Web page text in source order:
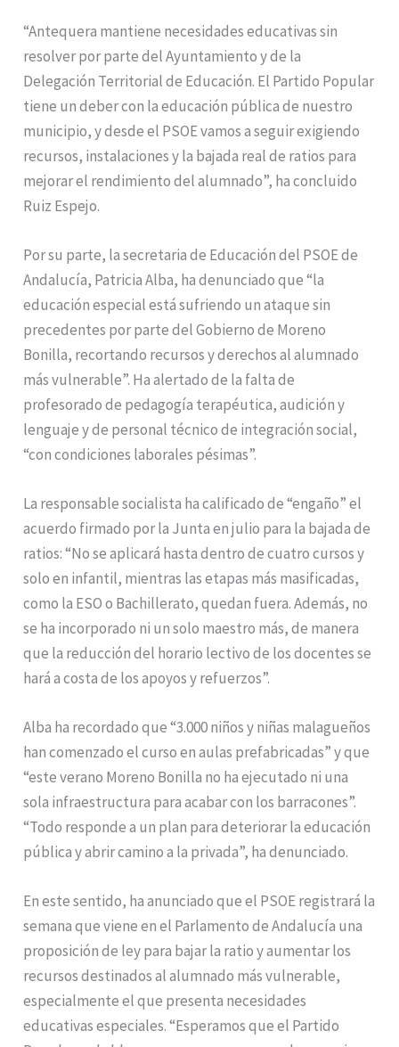
“Antequera mantiene necesidades educativas sin
resolver por parte del Ayuntamiento y de la
Delegación Territorial de Educación. El Partido Popular
tiene un deber con la educación pública de nuestro
municipio, y desde el PSOE vamos a seguir exigiendo
recursos, instalaciones y la bajada real de ratios para
mejorar el rendimiento del alumnado”, ha concluido
Ruiz Espejo.
Por su parte, la secretaria de Educación del PSOE de
Andalucía, Patricia Alba, ha denunciado que “la
educación especial está sufriendo un ataque sin
precedentes por parte del Gobierno de Moreno
Bonilla, recortando recursos y derechos al alumnado
más vulnerable”. Ha alertado de la falta de
profesorado de pedagogía terapéutica, audición y
lenguaje y de personal técnico de integración social,
“con condiciones laborales pésimas”.
La responsable socialista ha calificado de “engaño” el
acuerdo firmado por la Junta en julio para la bajada de
ratios: “No se aplicará hasta dentro de cuatro cursos y
solo en infantil, mientras las etapas más masificadas,
como la ESO o Bachillerato, quedan fuera. Además, no
se ha incorporado ni un solo maestro más, de manera
que la reducción del horario lectivo de los docentes se
hará a costa de los apoyos y refuerzos”.
Alba ha recordado que “3.000 niños y niñas malagueños
han comenzado el curso en aulas prefabricadas” y que
“este verano Moreno Bonilla no ha ejecutado ni una
sola infraestructura para acabar con los barracones”.
“Todo responde a un plan para deteriorar la educación
pública y abrir camino a la privada”, ha denunciado.
En este sentido, ha anunciado que el PSOE registrará la
semana que viene en el Parlamento de Andalucía una
proposición de ley para bajar la ratio y aumentar los
recursos destinados al alumnado más vulnerable,
especialmente el que presenta necesidades
educativas especiales. “Esperamos que el Partido